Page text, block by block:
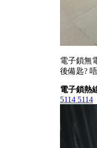
電子鎖無
後備匙?
電子鎖熱
5114 5114